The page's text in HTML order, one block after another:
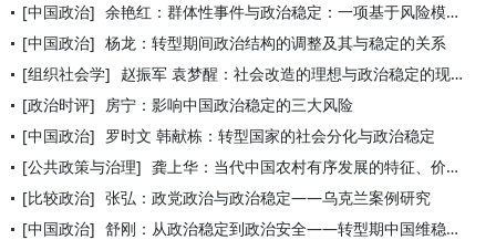
[中国政治] 余艳红：群体性事件与政治稳定：一项基于风险模型的新解释
[中国政治] 杨龙：转型期间政治结构的调整及其与稳定的关系
[组织社会学] 赵振军 袁梦醒：社会改造的理想与政治稳定的现实
[政治时评] 房宁：影响中国政治稳定的三大风险
[中国政治] 罗时文 韩献栋：转型国家的社会分化与政治稳定
[公共政策与治理] 龚上华：当代中国农村有序发展的特征、价值指向及实现理路
[比较政治] 张弘：政党政治与政治稳定——乌克兰案例研究
[中国政治] 舒刚：从政治稳定到政治安全——转型期中国维稳战略的创新性转换